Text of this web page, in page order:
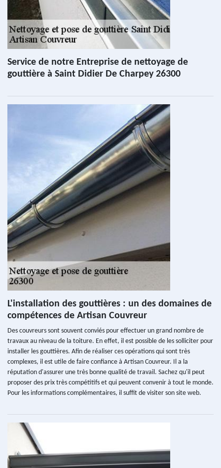
Service de notre Entreprise de nettoyage de
gouttière à Saint Didier De Charpey 26300
L'installation des gouttières : un des domaines de
compétences de Artisan Couvreur
Des couvreurs sont souvent conviés pour effectuer un grand nombre de
travaux au niveau de la toiture. En effet, il est possible de les solliciter pour
installer les gouttières. Afin de réaliser ces opérations qui sont très
complexes, il est utile de faire confiance à Artisan Couvreur. Il a la
réputation d'assurer une très bonne qualité de travail. Sachez qu'il peut
proposer des prix très compétitifs et qui peuvent convenir à tout le monde.
Pour les informations complémentaires, il suffit de visiter son site web.